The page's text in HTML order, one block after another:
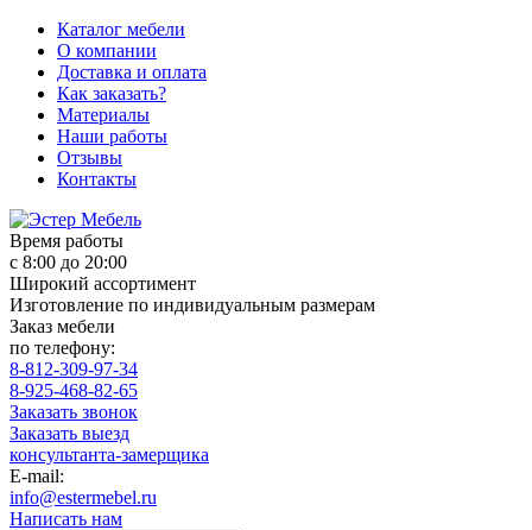
Каталог мебели
О компании
Доставка и оплата
Как заказать?
Материалы
Наши работы
Отзывы
Контакты
Время работы
с 8:00 до 20:00
Широкий ассортимент
Изготовление по индивидуальным размерам
Заказ мебели
по телефону:
8-812-309-97-34
8-925-468-82-65
Заказать звонок
Заказать выезд
консультанта-замерщика
E-mail:
info@estermebel.ru
Написать нам